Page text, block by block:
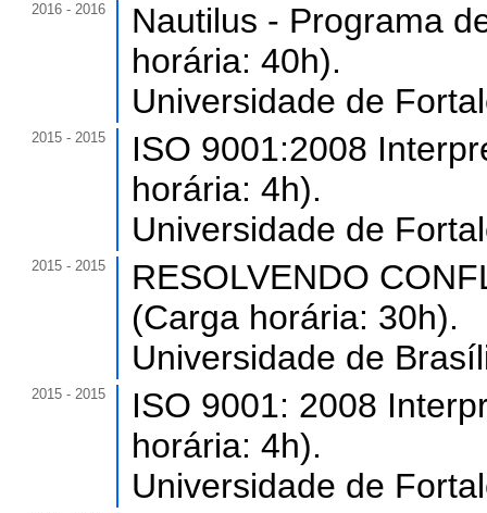
2016 - 2016
Nautilus - Programa
horária: 40h).
Universidade de
2015 - 2015
ISO 9001:2008
horária: 4h).
Universidade de
2015 - 2015
RESOLVENDO
(Carga horária: 30h).
Universidade de
2015 - 2015
ISO 9001: 2008
horária: 4h).
Universidade de